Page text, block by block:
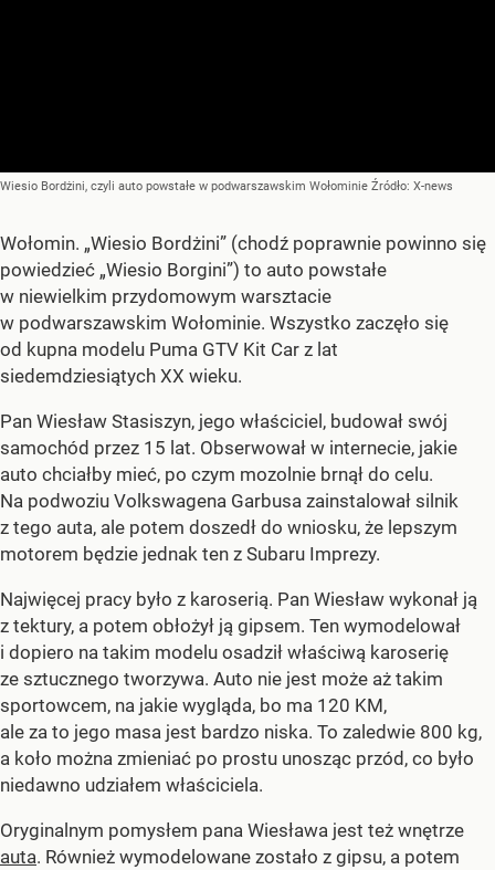
Wiesio Bordżini, czyli auto powstałe w podwarszawskim Wołominie Źródło: X-news
Wołomin. „Wiesio Bordżini” (chodź poprawnie powinno się
powiedzieć „Wiesio Borgini”) to auto powstałe
w niewielkim przydomowym warsztacie
w podwarszawskim Wołominie. Wszystko zaczęło się
od kupna modelu Puma GTV Kit Car z lat
siedemdziesiątych XX wieku.
Pan Wiesław Stasiszyn, jego właściciel, budował swój
samochód przez 15 lat. Obserwował w internecie, jakie
auto chciałby mieć, po czym mozolnie brnął do celu.
Na podwoziu Volkswagena Garbusa zainstalował silnik
z tego auta, ale potem doszedł do wniosku, że lepszym
motorem będzie jednak ten z Subaru Imprezy.
Najwięcej pracy było z karoserią. Pan Wiesław wykonał ją
z tektury, a potem obłożył ją gipsem. Ten wymodelował
i dopiero na takim modelu osadził właściwą karoserię
ze sztucznego tworzywa. Auto nie jest może aż takim
sportowcem, na jakie wygląda, bo ma 120 KM,
ale za to jego masa jest bardzo niska. To zaledwie 800 kg,
a koło można zmieniać po prostu unosząc przód, co było
niedawno udziałem właściciela.
Oryginalnym pomysłem pana Wiesława jest też wnętrze
auta. Również wymodelowane zostało z gipsu, a potem